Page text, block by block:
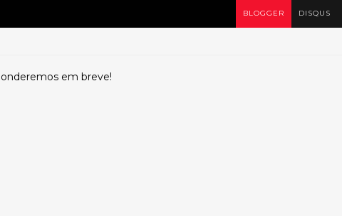
BLOGGER DISQUS
em breve!